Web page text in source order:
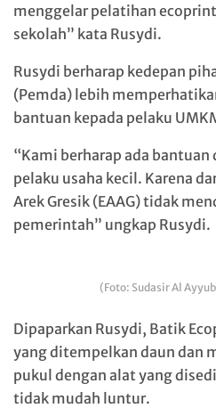
menggelar pelatihan
sekolah” kata Rusydi.
Rusydi berharap kedepan
(Pemda) lebih
bantuan kepada pelaku
“Kami berharap ada bantuan
pelaku usaha kecil. Karena
Arek Gresik (EAAG) tidak
pemerintah” ungkap Rusydi.
(Foto: Sudasir Al
Dipaparkan Rusydi, Batik
yang ditempelkan daun dan
pukul dengan alat yang
tidak mudah luntur.